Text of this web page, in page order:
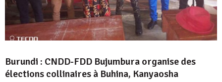
Burundi : CNDD-FDD Bujumbura organise des
élections collinaires à Buhina, Kanyaosha